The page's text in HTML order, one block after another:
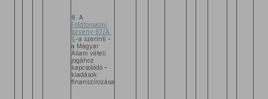
8. A
Földforgalmi
törvény 67/A.
§-a szerinti –
a Magyar
Állam vételi
jogához
kapcsolódó –
kiadások
finanszírozása